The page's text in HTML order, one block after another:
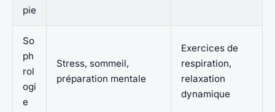
pie
So
ph
rol
ogi
e
Stress, sommeil,
préparation mentale
Exercices de
respiration,
relaxation
dynamique